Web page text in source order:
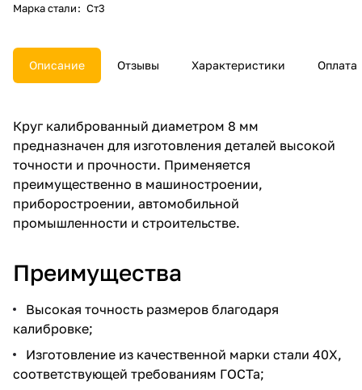
Марка стали: Ст3
Описание Отзывы Характеристики Оплата
Круг калиброванный диаметром 8 мм
предназначен для изготовления деталей высокой
точности и прочности. Применяется
преимущественно в машиностроении,
приборостроении, автомобильной
промышленности и строительстве.
Преимущества
Высокая точность размеров благодаря
калибровке;
Изготовление из качественной марки стали 40Х,
соответствующей требованиям ГОСТа;